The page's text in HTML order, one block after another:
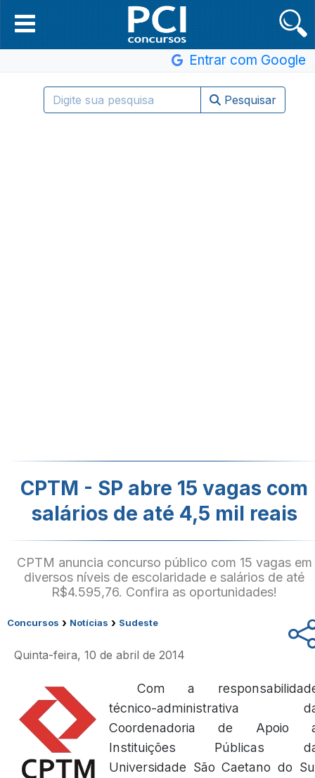
Entrar com Google
Pesquisar
CPTM - SP abre 15 vagas com
salários de até 4,5 mil reais
CPTM anuncia concurso público com 15 vagas em
diversos níveis de escolaridade e salários de até
R$4.595,76. Confira as oportunidades!
Concursos › Notícias › Sudeste
Quinta-feira, 10 de abril de 2014
Com a
técnico-administrativa
Coordenadoria de Apoio
Instituições Públicas
Universidade São Caetano do